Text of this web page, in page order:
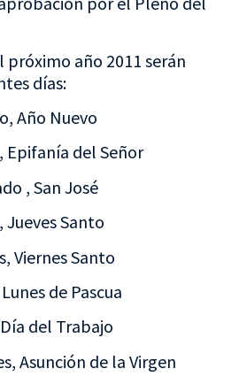
próximo año 2011 serán
días:
Año Nuevo
Epifanía del Señor
, San José
Jueves Santo
Viernes Santo
de Pascua
del Trabajo
Asunción de la Virgen